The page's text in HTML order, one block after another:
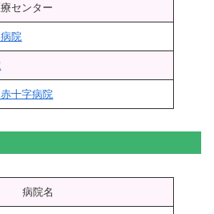
センター
院
十字病院
院名